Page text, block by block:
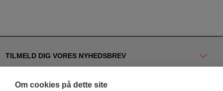
TILMELD DIG VORES NYHEDSBREV
KONTAKT OS
Om cookies på dette site